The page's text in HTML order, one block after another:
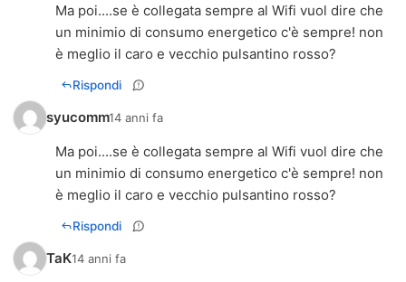
Ma poi....se è collegata sempre al Wifi vuol dire che
un minimio di consumo energetico c'è sempre! non
è meglio il caro e vecchio pulsantino rosso?
Rispondi
syucomm14 anni fa
Ma poi....se è collegata sempre al Wifi vuol dire che
un minimio di consumo energetico c'è sempre! non
è meglio il caro e vecchio pulsantino rosso?
Rispondi
TaK14 anni fa